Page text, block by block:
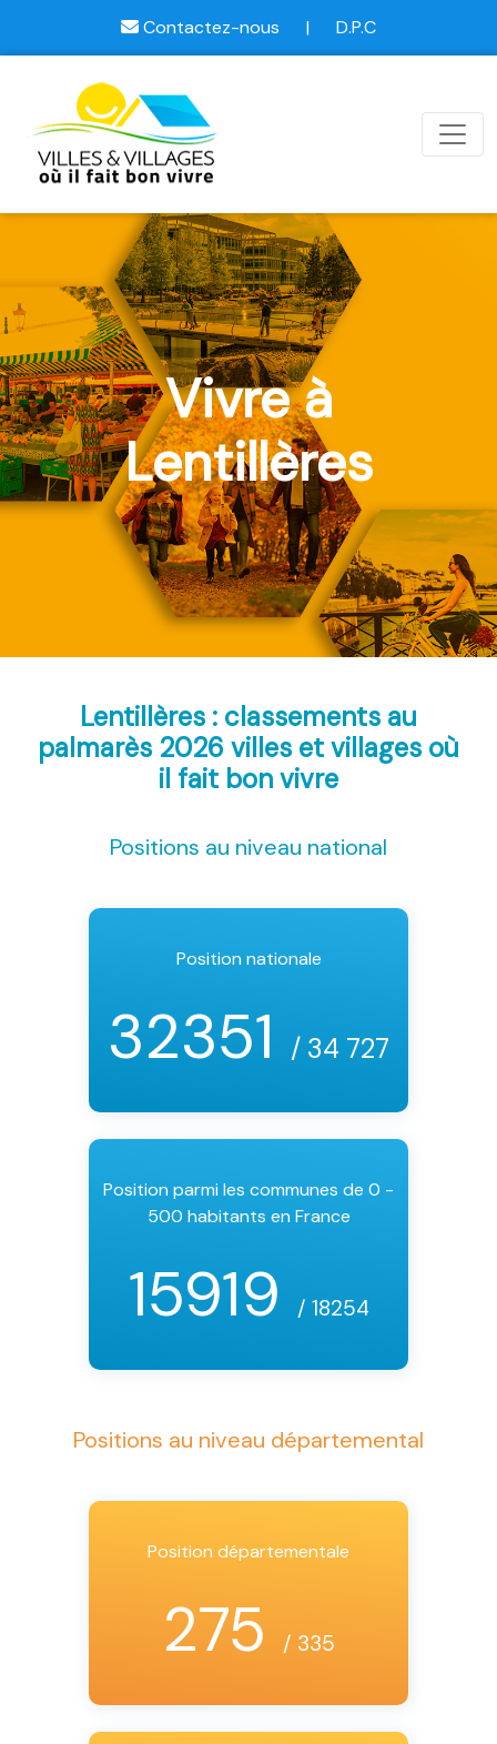
Contactez-nous | D.P.C
Vivre à
Lentillères
Lentillères : classements au
palmarès 2026 villes et villages où
il fait bon vivre
Positions au niveau national
Position nationale
32351 / 34 727
Position parmi les communes de 0 -
500 habitants en France
15919 / 18254
Positions au niveau départemental
Position départementale
275 / 335